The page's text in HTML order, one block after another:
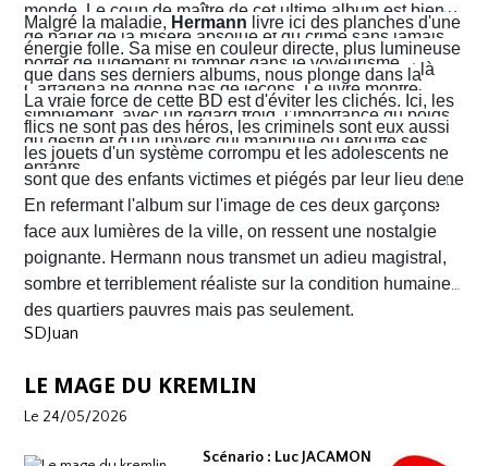
l’un des chefs du gang local qui n’est autre que le neveu
d’Arriega. Devenus des hommes à abattre, Alvaro et
Nacho s'enfuient vers la frontière américaine. C’est là
qu’ils vont croiser, Félix Garzon, un flic quadragénaire
fatigué qui les regarde courir…
monde. Le coup de maître de cet ultime album est bien
de parler de la misère absolue et du crime sans jamais
porter de jugement ni tomber dans le voyeurisme.
Cartagena ne donne pas de leçons. Le livre montre
simplement, avec un regard froid, l’importance du poids
du destin et d'un univers qui manipule ou étouffe ses
enfants.
Malgré la maladie, Hermann livre ici des planches d'une
énergie folle. Sa mise en couleur directe, plus lumineuse
que dans ses derniers albums, nous plonge dans la
poussière et la sueur comme lui seul savait les
transmettre. On y retrouve ses fameux visages fatigués
aux mâchoires carrées portant en eux toute la détresse
ou la noirceur du monde. Le scénario d' Yves H. est d'une
fluidité exemplaire. On est emporté dans une aventure
mêlant road trip étouffant, récit existentiel et course
contre la montre où chaque case souligne l'urgence de
survivre.
La vraie force de cette BD est d'éviter les clichés. Ici, les
flics ne sont pas des héros, les criminels sont eux aussi
les jouets d'un système corrompu et les adolescents ne
sont que des enfants victimes et piégés par leur lieu de
naissance.
En refermant l'album sur l'image de ces deux garçons
face aux lumières de la ville, on ressent une nostalgie
poignante. Hermann nous transmet un adieu magistral,
sombre et terriblement réaliste sur la condition humaine
des quartiers pauvres mais pas seulement.
SDJuan
LE MAGE DU KREMLIN
Le 24/05/2026
Scénario : Luc JACAMON